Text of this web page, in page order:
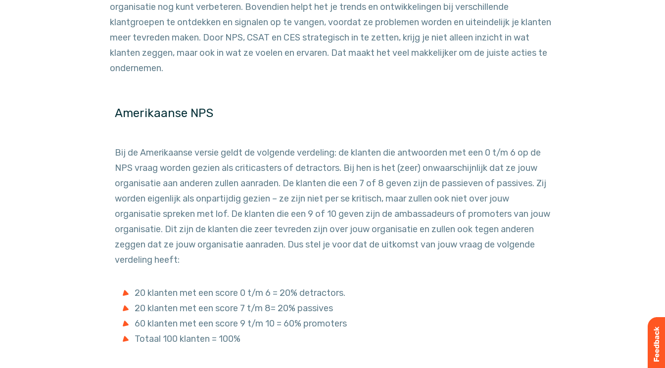
organisatie nog kunt verbeteren. Bovendien helpt het je trends en ontwikkelingen bij verschillende
klantgroepen te ontdekken en signalen op te vangen, voordat ze problemen worden en uiteindelijk je klanten
meer tevreden maken. Door NPS, CSAT en CES strategisch in te zetten, krijg je niet alleen inzicht in wat
klanten zeggen, maar ook in wat ze voelen en ervaren. Dat maakt het veel makkelijker om de juiste acties te
ondernemen.
Amerikaanse NPS
Bij de Amerikaanse versie geldt de volgende verdeling: de klanten die antwoorden met een 0 t/m 6 op de
NPS vraag worden gezien als criticasters of detractors. Bij hen is het (zeer) onwaarschijnlijk dat ze jouw
organisatie aan anderen zullen aanraden. De klanten die een 7 of 8 geven zijn de passieven of passives. Zij
worden eigenlijk als onpartijdig gezien – ze zijn niet per se kritisch, maar zullen ook niet over jouw
organisatie spreken met lof. De klanten die een 9 of 10 geven zijn de ambassadeurs of promoters van jouw
organisatie. Dit zijn de klanten die zeer tevreden zijn over jouw organisatie en zullen ook tegen anderen
zeggen dat ze jouw organisatie aanraden. Dus stel je voor dat de uitkomst van jouw vraag de volgende
verdeling heeft:
20 klanten met een score 0 t/m 6 = 20% detractors.
20 klanten met een score 7 t/m 8= 20% passives
60 klanten met een score 9 t/m 10 = 60% promoters
Totaal 100 klanten = 100%